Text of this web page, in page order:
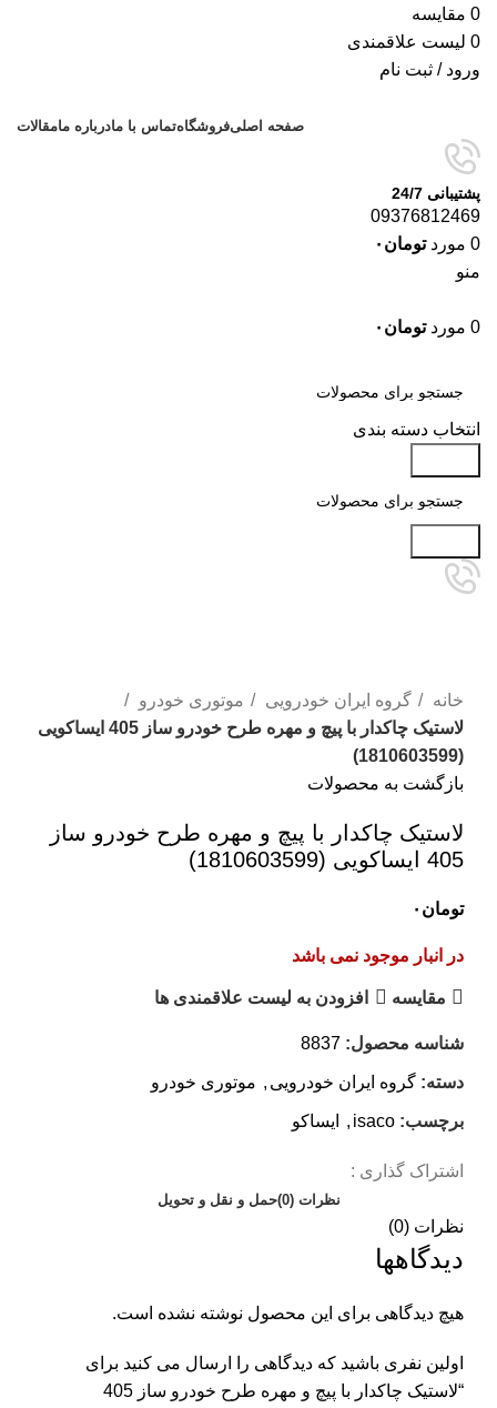
0 مقایسه
0 لیست علاقمندی
ورود / ثبت نام
صفحه اصلیفروشگاهتماس با مادرباره مامقالات
پشتیبانی 24/7
09376812469
0 مورد تومان ۰
منو
0 مورد تومان ۰
انتخاب دسته بندی
خانه
گروه ایران خودرویی
موتوری خودرو
لاستیک چاکدار با پیچ و مهره طرح خودرو ساز 405 ایساکویی
(1810603599)
بازگشت به محصولات
لاستیک چاکدار با پیچ و مهره طرح خودرو ساز
405 ایساکویی (1810603599)
تومان ۰
در انبار موجود نمی باشد
مقایسه افزودن به لیست علاقمندی ها
شناسه محصول: 8837
دسته: گروه ایران خودرویی , موتوری خودرو
برچسب: isaco
, ایساکو
اشتراک گذاری :
نظرات (0) حمل و نقل و تحویل
نظرات (0)
دیدگاهها
هیچ دیدگاهی برای این محصول نوشته نشده است.
اولین نفری باشید که دیدگاهی را ارسال می کنید برای
“لاستیک چاکدار با پیچ و مهره طرح خودرو ساز 405